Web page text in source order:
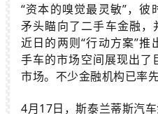
“资本的嗅觉最灵敏”，
矛头瞄向了二手车金融，
近日的两则“行动方案”
手车的市场空间展现出了
市场。不少金融机构已率
4月17日，斯泰兰蒂斯汽